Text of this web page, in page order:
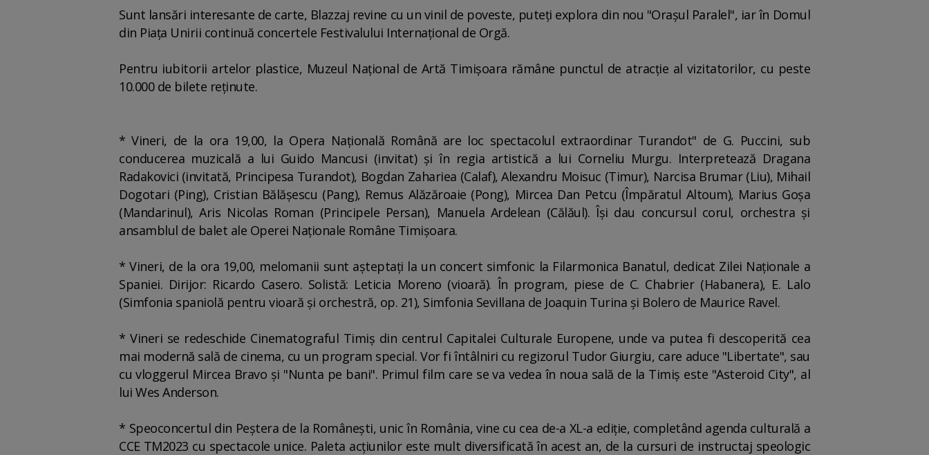
Sunt lansări interesante de carte, Blazzaj revine cu un vinil de poveste, puteţi explora din nou "Oraşul Paralel", iar în Domul
din Piaţa Unirii continuă concertele Festivalului Internaţional de Orgă.
Pentru iubitorii artelor plastice, Muzeul Naţional de Artă Timişoara rămâne punctul de atracţie al vizitatorilor, cu peste
10.000 de bilete reţinute.
* Vineri, de la ora 19,00, la Opera Naţională Română are loc spectacolul extraordinar Turandot" de G. Puccini, sub
conducerea muzicală a lui Guido Mancusi (invitat) şi în regia artistică a lui Corneliu Murgu. Interpretează Dragana
Radakovici (invitată, Principesa Turandot), Bogdan Zahariea (Calaf), Alexandru Moisuc (Timur), Narcisa Brumar (Liu), Mihail
Dogotari (Ping), Cristian Bălăşescu (Pang), Remus Alăzăroaie (Pong), Mircea Dan Petcu (Împăratul Altoum), Marius Goşa
(Mandarinul), Aris Nicolas Roman (Principele Persan), Manuela Ardelean (Călăul). Îşi dau concursul corul, orchestra şi
ansamblul de balet ale Operei Naţionale Române Timişoara.
* Vineri, de la ora 19,00, melomanii sunt aşteptaţi la un concert simfonic la Filarmonica Banatul, dedicat Zilei Naţionale a
Spaniei. Dirijor: Ricardo Casero. Solistă: Leticia Moreno (vioară). În program, piese de C. Chabrier (Habanera), E. Lalo
(Simfonia spaniolă pentru vioară şi orchestră, op. 21), Simfonia Sevillana de Joaquin Turina şi Bolero de Maurice Ravel.
* Vineri se redeschide Cinematograful Timiş din centrul Capitalei Culturale Europene, unde va putea fi descoperită cea
mai modernă sală de cinema, cu un program special. Vor fi întâlniri cu regizorul Tudor Giurgiu, care aduce "Libertate", sau
cu vloggerul Mircea Bravo şi "Nunta pe bani". Primul film care se va vedea în noua sală de la Timiş este "Asteroid City", al
lui Wes Anderson.
* Speoconcertul din Peştera de la Româneşti, unic în România, vine cu cea de-a XL-a ediţie, completând agenda culturală a
CCE TM2023 cu spectacole unice. Paleta acţiunilor este mult diversificată în acest an, de la cursuri de instructaj speologic